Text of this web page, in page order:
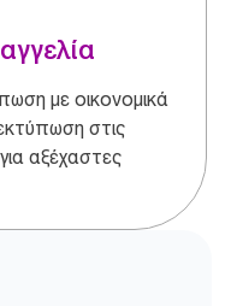
με οικονομικά
στις
αξέχαστες